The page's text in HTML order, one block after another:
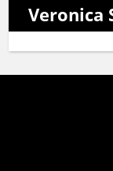
Veronica